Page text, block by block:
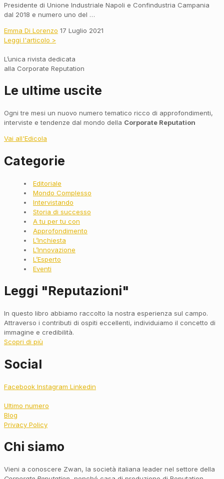
Presidente di Unione Industriale Napoli e Confindustria Campania
dal 2018 e numero uno del …
Emma Di Lorenzo 17 Luglio 2021
Leggi l'articolo >
L’unica rivista dedicata
alla Corporate Reputation
Le ultime uscite
Ogni tre mesi un nuovo numero tematico ricco di approfondimenti,
interviste e tendenze dal mondo della Corporate Reputation
Vai all'Edicola
Categorie
Editoriale
Mondo Complesso
Intervistando
Storia di successo
A tu per tu con
Approfondimento
L’Inchiesta
L’Innovazione
L’Esperto
Eventi
Leggi "Reputazioni"
In questo libro abbiamo raccolto la nostra esperienza sul campo.
Attraverso i contributi di ospiti eccellenti, individuiamo il concetto di
immagine e credibilità.
Scopri di più
Social
Facebook Instagram Linkedin
Ultimo numero
Blog
Privacy Policy
Chi siamo
Vieni a conoscere Zwan, la società italiana leader nel settore della